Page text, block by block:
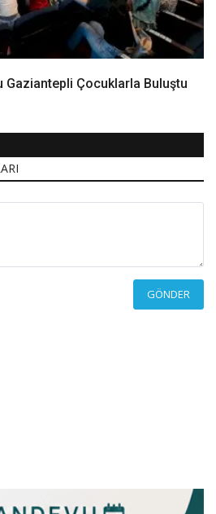
Gaziantepli Çocuklarla Buluştu
GÖNDER